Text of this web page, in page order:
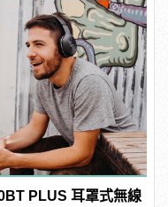
PLUS 耳罩式無線